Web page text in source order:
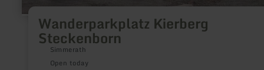
Wanderparkplatz Kierberg
Steckenborn
Simmerath
Open today